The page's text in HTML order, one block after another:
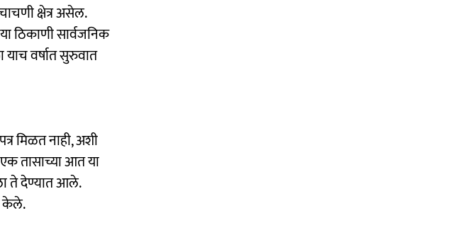
क्षेत्र असेल.
ठिकाणी सार्वजनिक
याच वर्षात सुरुवात
मिळत नाही, अशी
एक तासाच्या आत या
ते देण्यात आले.
केले.